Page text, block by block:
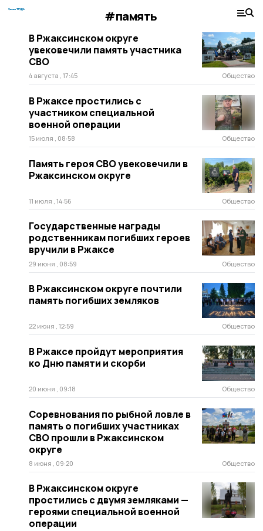
#память
В Ржаксинском округе
увековечили память участника
СВО
4 августа , 17:45 Общество
В Ржаксе простились с
участником специальной
военной операции
15 июля , 08:58 Общество
Память героя СВО увековечили в
Ржаксинском округе
11 июля , 14:56 Общество
Государственные награды
родственникам погибших героев
вручили в Ржаксе
29 июня , 08:59 Общество
В Ржаксинском округе почтили
память погибших земляков
22 июня , 12:59 Общество
В Ржаксе пройдут мероприятия
ко Дню памяти и скорби
20 июня , 09:18 Общество
Соревнования по рыбной ловле в
память о погибших участниках
СВО прошли в Ржаксинском
округе
8 июня , 09:20 Общество
В Ржаксинском округе
простились с двумя земляками —
героями специальной военной
операции